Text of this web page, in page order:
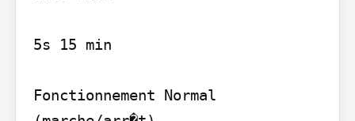
5s 15 min
Fonctionnement Normal